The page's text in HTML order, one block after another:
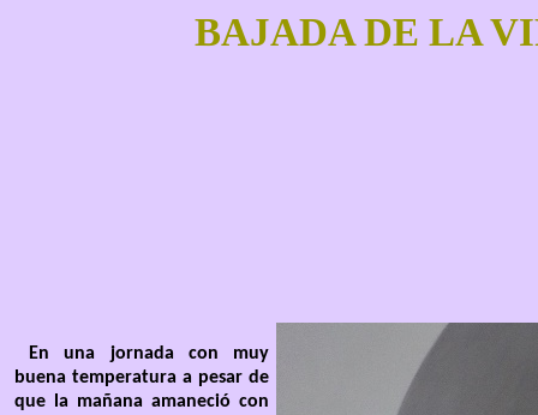
BAJADA DE LA
En una jornada con muy
buena temperatura a pesar de
que la mañana amaneció con